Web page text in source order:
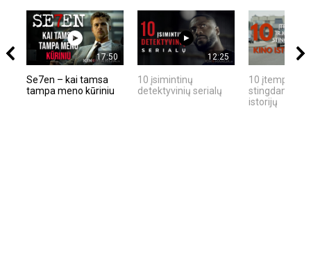
17:50
Se7en – kai tamsa
tampa meno kūriniu
12:25
10 įsimintinų
detektyvinių serialų
10 įtemptų,
stingdančių
istorijų